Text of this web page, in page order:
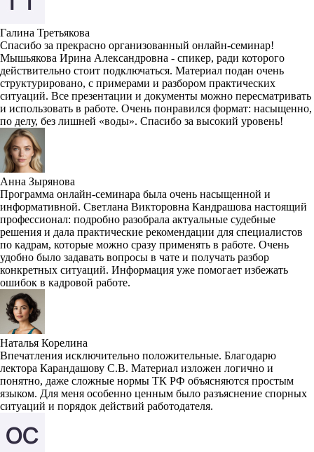
Галина Третьякова
Спасибо за прекрасно организованный онлайн-семинар!
Мышьякова Ирина Александровна - спикер, ради которого
действительно стоит подключаться. Материал подан очень
структурировано, с примерами и разбором практических
ситуаций. Все презентации и документы можно пересматривать
и использовать в работе. Очень понравился формат: насыщенно,
по делу, без лишней «воды». Спасибо за высокий уровень!
Анна Зырянова
Программа онлайн-семинара была очень насыщенной и
информативной. Светлана Викторовна Кандрашова настоящий
профессионал: подробно разобрала актуальные судебные
решения и дала практические рекомендации для специалистов
по кадрам, которые можно сразу применять в работе. Очень
удобно было задавать вопросы в чате и получать разбор
конкретных ситуаций. Информация уже помогает избежать
ошибок в кадровой работе.
Наталья Корелина
Впечатления исключительно положительные. Благодарю
лектора Карандашову С.В. Материал изложен логично и
понятно, даже сложные нормы ТК РФ объясняются простым
языком. Для меня особенно ценным было разъяснение спорных
ситуаций и порядок действий работодателя.